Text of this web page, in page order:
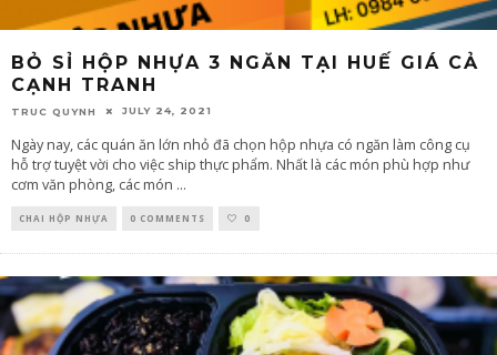
BỎ SỈ HỘP NHỰA 3 NGĂN TẠI HUẾ GIÁ CẢ
CẠNH TRANH
TRUC QUYNH JULY 24, 2021
Ngày nay, các quán ăn lớn nhỏ đã chọn hộp nhựa có ngăn làm công cụ
hỗ trợ tuyệt vời cho việc ship thực phẩm. Nhất là các món phù hợp như
cơm văn phòng, các món ...
CHAI HỘP NHỰA 0 COMMENTS 0